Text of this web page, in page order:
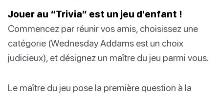
Jouer au “Trivia” est un jeu d’enfant !
Commencez par réunir vos amis, choisissez une
catégorie (Wednesday Addams est un choix
judicieux), et désignez un maître du jeu parmi vous.
Le maître du jeu pose la première question à la